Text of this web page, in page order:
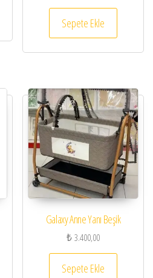
Sepete Ekle
Galaxy Anne Yanı Beşik
₺3.400,00
Sepete Ekle